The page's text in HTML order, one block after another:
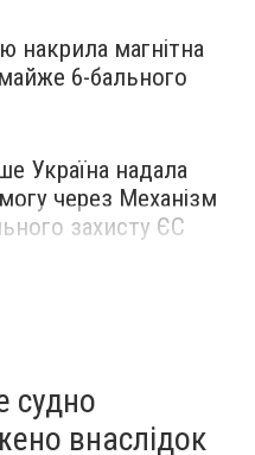
накрила магнітна
6-бального
Україна надала
через Механізм
захисту ЄС
судно
внаслідок